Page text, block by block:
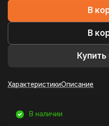
В
В
Купить
ХарактеристикиОписание
В наличии